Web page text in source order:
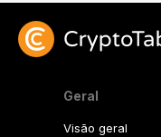
Geral
Visão geral